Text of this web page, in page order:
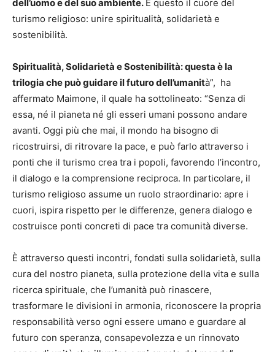
dell’uomo e del suo ambiente. È questo il cuore del
turismo religioso: unire spiritualità, solidarietà e
sostenibilità.
Spiritualità, Solidarietà e Sostenibilità: questa è la
trilogia che può guidare il futuro dell’umanità”, ha
affermato Maimone, il quale ha sottolineato: “Senza di
essa, né il pianeta né gli esseri umani possono andare
avanti. Oggi più che mai, il mondo ha bisogno di
ricostruirsi, di ritrovare la pace, e può farlo attraverso i
ponti che il turismo crea tra i popoli, favorendo l’incontro,
il dialogo e la comprensione reciproca. In particolare, il
turismo religioso assume un ruolo straordinario: apre i
cuori, ispira rispetto per le differenze, genera dialogo e
costruisce ponti concreti di pace tra comunità diverse.
È attraverso questi incontri, fondati sulla solidarietà, sulla
cura del nostro pianeta, sulla protezione della vita e sulla
ricerca spirituale, che l’umanità può rinascere,
trasformare le divisioni in armonia, riconoscere la propria
responsabilità verso ogni essere umano e guardare al
futuro con speranza, consapevolezza e un rinnovato